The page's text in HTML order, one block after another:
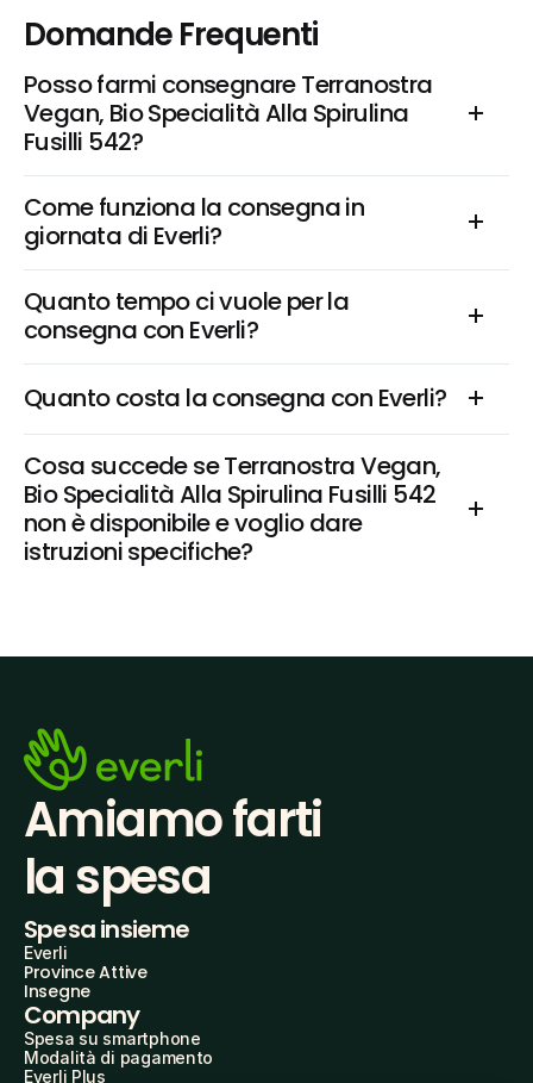
Domande Frequenti
Posso farmi consegnare Terranostra
Vegan, Bio Specialità Alla Spirulina
Fusilli 542?
Come funziona la consegna in
giornata di Everli?
Quanto tempo ci vuole per la
consegna con Everli?
Quanto costa la consegna con Everli?
Cosa succede se Terranostra Vegan,
Bio Specialità Alla Spirulina Fusilli 542
non è disponibile e voglio dare
istruzioni specifiche?
Amiamo farti
la spesa
Spesa insieme
Everli
Province Attive
Insegne
Company
Spesa su smartphone
Modalità di pagamento
Everli Plus